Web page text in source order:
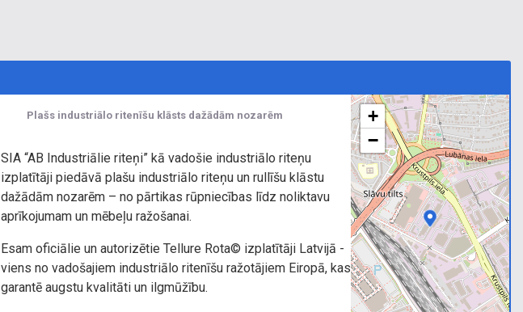
Plašs industriālo ritenīšu klāsts dažādām nozarēm
SIA “AB Industriālie riteņi” kā vadošie industriālo riteņu
izplatītāji piedāvā plašu industriālo riteņu un rullīšu klāstu
dažādām nozarēm – no pārtikas rūpniecības līdz noliktavu
aprīkojumam un mēbeļu ražošanai.
Esam oficiālie un autorizētie Tellure Rota© izplatītāji Latvijā -
viens no vadošajiem industriālo ritenīšu ražotājiem Eiropā, kas
garantē augstu kvalitāti un ilgmūžību.
+
−